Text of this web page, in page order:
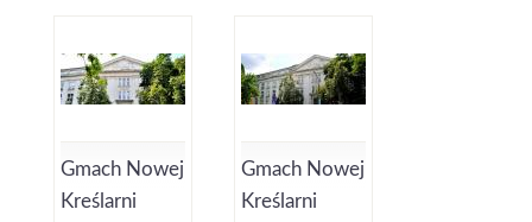
Gmach Nowej
Kreślarni
Gmach Nowej
Kreślarni